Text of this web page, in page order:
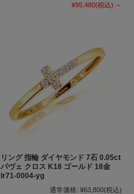
¥95,480(税込) ～
リング 指輪 ダイヤモンド 7石 0.05ct
パヴェ クロス K18 ゴールド 18金
lr71-0004-yg
通常価格: ¥63,800(税込)